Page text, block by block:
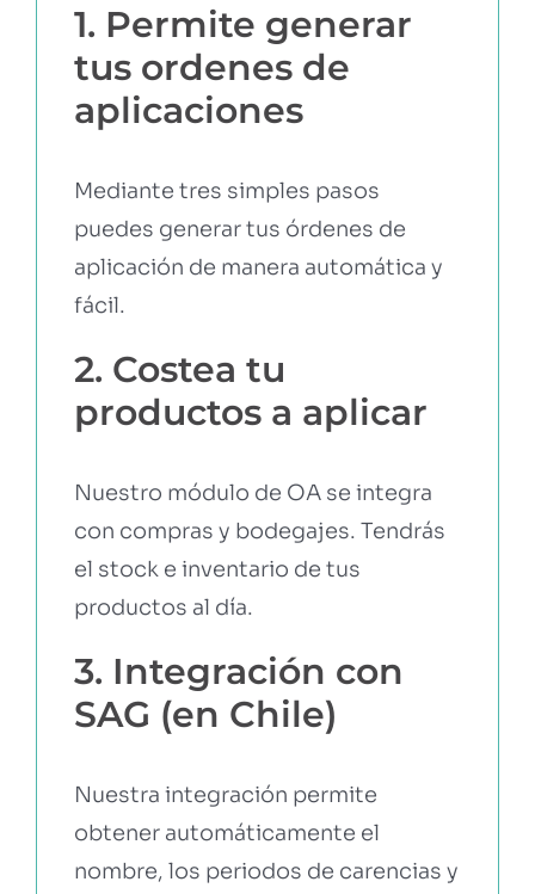
1. Permite generar
tus ordenes de
aplicaciones
Mediante tres simples pasos
puedes generar tus órdenes de
aplicación de manera automática y
fácil.
2. Costea tu
productos a aplicar
Nuestro módulo de OA se integra
con compras y bodegajes. Tendrás
el stock e inventario de tus
productos al día.
3. Integración con
SAG (en Chile)
Nuestra integración permite
obtener automáticamente el
nombre, los periodos de carencias y